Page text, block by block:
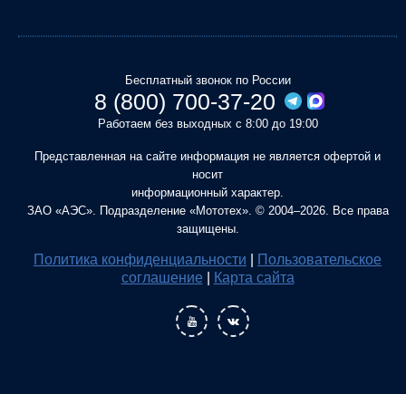
Бесплатный звонок по России
8 (800) 700-37-20
Работаем без выходных с 8:00 до 19:00
Представленная на сайте информация не является офертой и
носит
информационный характер.
ЗАО «АЭС». Подразделение «Мототех». © 2004–2026. Все права
защищены.
Политика конфиденциальности
Пользовательское
соглашение
Карта сайта